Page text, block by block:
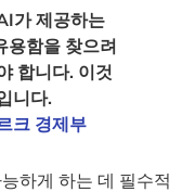
가 제공하는
용함을 찾으려
합니다. 이것
니다.
크 경제부
하게 하는 데 필수적